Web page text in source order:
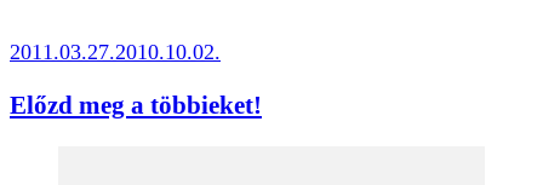
2011.03.27.2010.10.02.
Előzd meg a többieket!